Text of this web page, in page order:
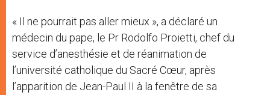
« Il ne pourrait pas aller mieux », a déclaré un
médecin du pape, le Pr Rodolfo Proietti, chef du
service d’anesthésie et de réanimation de
l’université catholique du Sacré Cœur, après
l’apparition de Jean-Paul II à la fenêtre de sa